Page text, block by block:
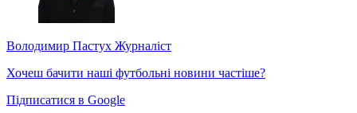
Володимир Пастух Журналіст
Хочеш бачити наші футбольні новини частіше?
Підписатися в Google